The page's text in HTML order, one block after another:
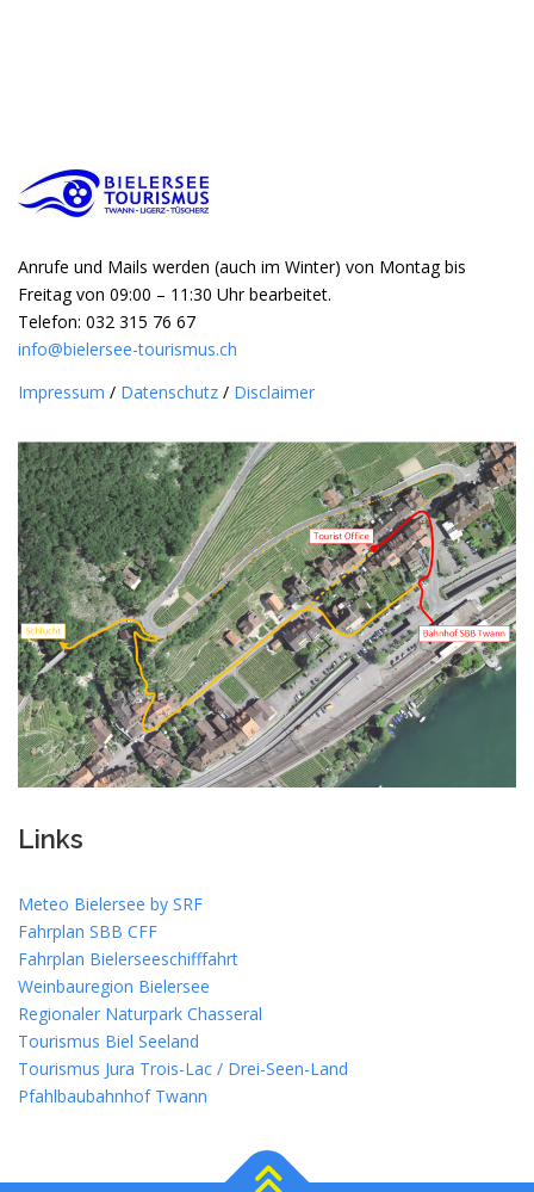
Anrufe und Mails werden (auch im Winter) von Montag bis
Freitag von 09:00 – 11:30 Uhr bearbeitet.
Telefon: 032 315 76 67
info@bielersee-tourismus.ch
Impressum / Datenschutz / Disclaimer
Links
Meteo Bielersee by SRF
Fahrplan SBB CFF
Fahrplan Bielerseeschifffahrt
Weinbauregion Bielersee
Regionaler Naturpark Chasseral
Tourismus Biel Seeland
Tourismus Jura Trois-Lac / Drei-Seen-Land
Pfahlbaubahnhof Twann